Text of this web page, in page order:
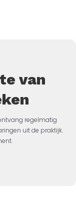
van
regelmatig
uit de praktijk.